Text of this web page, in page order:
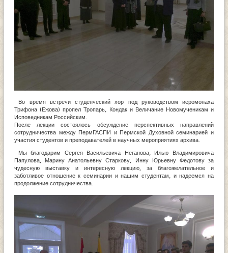
Во время встречи студенческий хор под руководством иеромонаха
Трифона (Ежова) пропел Тропарь, Кондак и Величание Новомученикам и
Исповедникам Российским.
После лекции состоялось обсуждение перспективных направлений
сотрудничества между ПермГАСПИ и Пермской Духовной семинарией и
участия студентов и преподавателей в научных мероприятиях архива.
Мы благодарим Сергея Васильевича Неганова, Илью Владимировича
Папулова, Марину Анатольевну Старкову, Инну Юрьевну Федотову за
чудесную выставку и интересную лекцию, за благожелательное и
заботливое отношение к семинарии и нашим студентам, и надеемся на
продолжение сотрудничества.